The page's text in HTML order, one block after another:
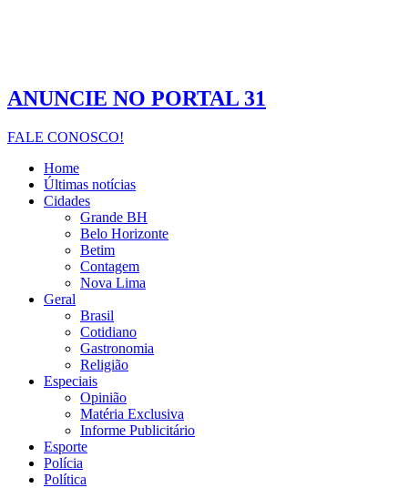
ANUNCIE NO PORTAL 31
FALE CONOSCO!
Home
Últimas notícias
Cidades
Grande BH
Belo Horizonte
Betim
Contagem
Nova Lima
Geral
Brasil
Cotidiano
Gastronomia
Religião
Especiais
Opinião
Matéria Exclusiva
Informe Publicitário
Esporte
Polícia
Política